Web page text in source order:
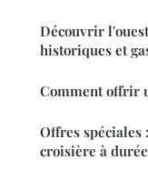
Découvrir
historiques et
Comment offrir
Offres
croisière à